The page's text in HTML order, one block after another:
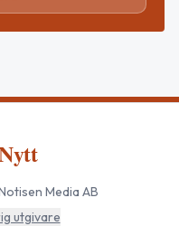
Media AB
utgivare